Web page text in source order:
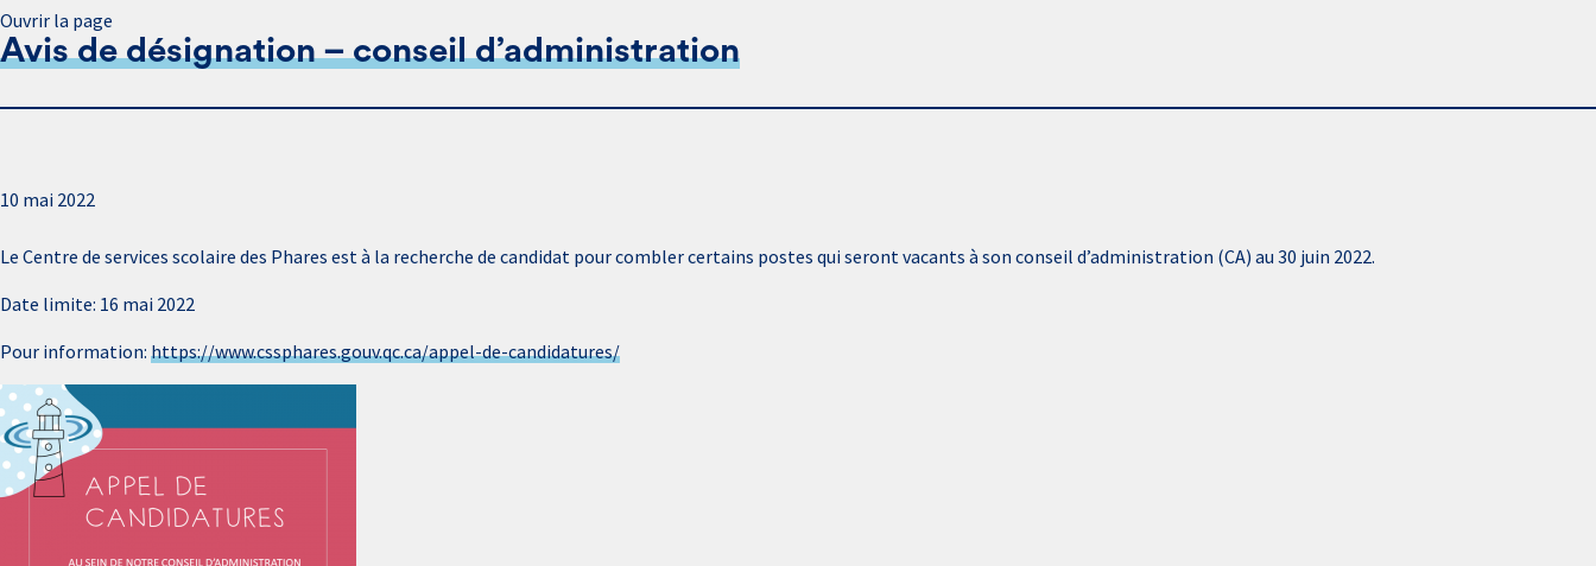
Ouvrir la page
Avis de désignation – conseil d’administration
10 mai 2022
Le Centre de services scolaire des Phares est à la recherche de candidat pour combler certains postes qui seront vacants à son conseil d’administration (CA) au 30 juin 2022.
Date limite: 16 mai 2022
Pour information: https://www.cssphares.gouv.qc.ca/appel-de-candidatures/